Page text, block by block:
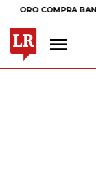
COMPRA BANCO DE